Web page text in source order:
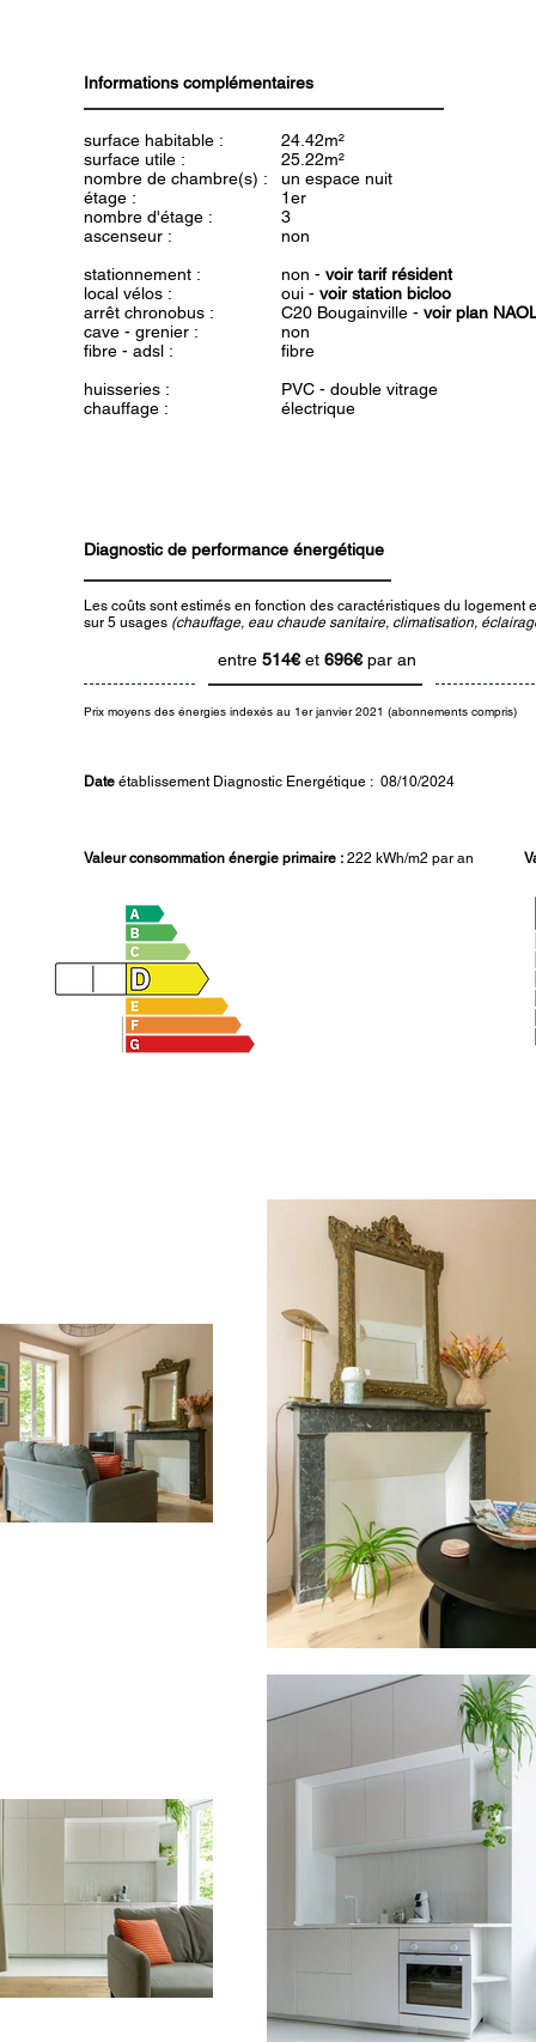
Informations complémentaires
surface habitable :
surface utile :
nombre de chambre(s) :
étage :
nombre d'étage :
ascenseur :
stationnement :
local vélos :
arrêt chronobus :
cave - grenier :
fibre - adsl :
huisseries :
chauffage :
24.42m²
25.22m²
un espace nuit
1er
3
non
non - voir tarif résident
oui - voir station bicloo
C20 Bougainville - voir plan
non
fibre
PVC - double vitrage
électrique
Diagnostic de performance énergétique
Les coûts sont estimés en fonction des caractéristiques du logement
sur 5 usages (chauffage, eau chaude sanitaire, climatisation,
entre 514€et 696€par an
Prix moyens des énergies indexés au 1er janvier 2021 (abonnements compris)
Date établissement Diagnostic Energétique : 08/10/2024
Valeur consommation énergie primaire : 222 kWh/m2 par an